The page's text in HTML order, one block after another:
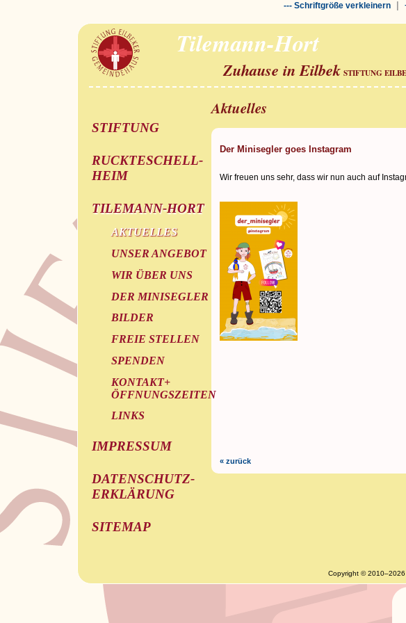
--- Schriftgröße verkleinern|
Tilemann-Hort
Zuhause in Eilbek STIFTUNG
STIFTUNG
RUCKTESCHELL-
HEIM
TILEMANN-HORT
AKTUELLES
UNSER ANGEBOT
WIR ÜBER UNS
DER MINISEGLER
BILDER
FREIE STELLEN
SPENDEN
KONTAKT+
ÖFFNUNGSZEITEN
LINKS
IMPRESSUM
DATENSCHUTZ-
ERKLÄRUNG
SITEMAP
Aktuelles
Der Minisegler goes Instagram
Wir freuen uns sehr, dass wir nun auch auf
« zurück
Copyright ©